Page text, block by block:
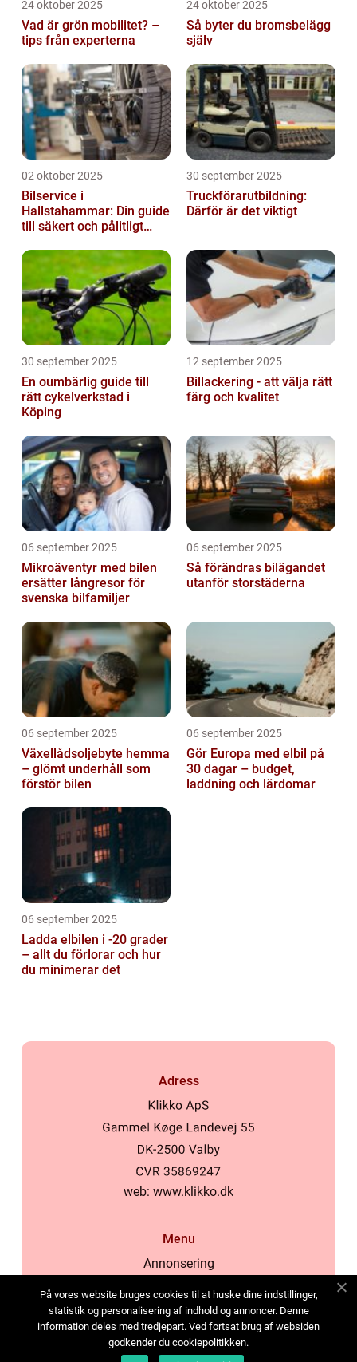
24 oktober 2025
Vad är grön mobilitet? –
tips från experterna
24 oktober 2025
Så byter du bromsbelägg
själv
02 oktober 2025
Bilservice i
Hallstahammar: Din guide
till säkert och pålitligt
30 september 2025
Truckförarutbildning:
Därför är det viktigt
30 september 2025
En oumbärlig guide till
rätt cykelverkstad i
Köping
12 september 2025
Billackering - att välja rätt
färg och kvalitet
06 september 2025
Mikroäventyr med bilen
ersätter långresor för
svenska bilfamiljer
06 september 2025
Så förändras bilägandet
utanför storstäderna
06 september 2025
Växellådsoljebyte hemma
– glömt underhåll som
förstör bilen
06 september 2025
Gör Europa med elbil på
30 dagar – budget,
laddning och lärdomar
06 september 2025
Ladda elbilen i -20 grader
– allt du förlorar och hur
du minimerar det
Adress
web: www.klikko.dk
Menu
Annonsering
Cookies
Kontakta oss
Sitemap
På vores website bruges cookies til at huske dine indstillinger,
statistik og personalisering af indhold og annoncer. Denne
information deles med tredjepart. Ved fortsat brug af websiden
godkender du cookiepolitikken.